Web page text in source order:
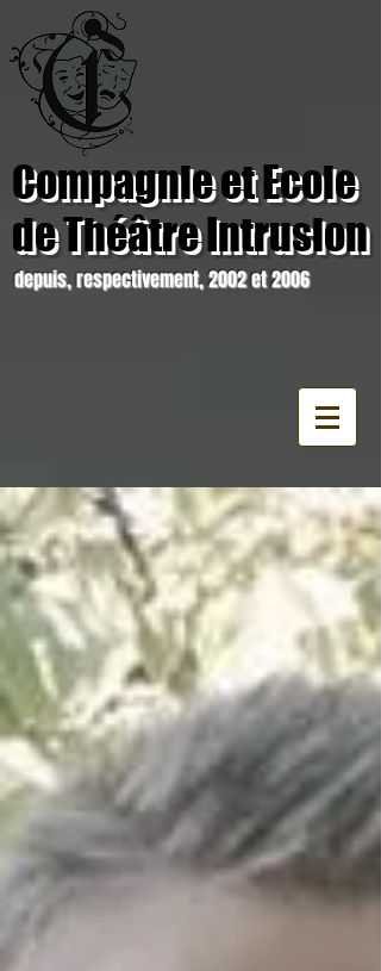
Compagnie et Ecole
de Théâtre Intrusion
depuis, respectivement, 2002 et 2006